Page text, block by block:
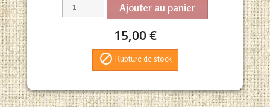
Ajouter au panier
15,00 €
 Rupture de stock